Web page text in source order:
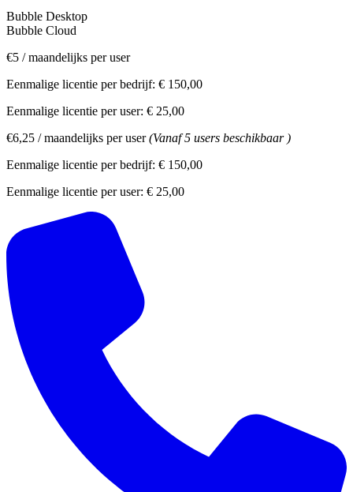
Bubble Desktop
Bubble Cloud
€5 /maandelijks per user
Eenmalige licentie per bedrijf: € 150,00
Eenmalige licentie per user: € 25,00
€6,25 /maandelijks per user (Vanaf 5 users beschikbaar )
Eenmalige licentie per bedrijf: € 150,00
Eenmalige licentie per user: € 25,00